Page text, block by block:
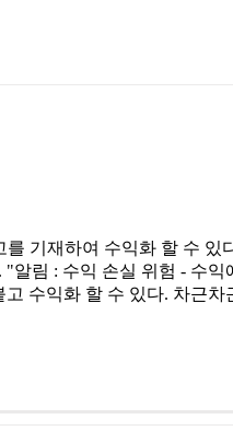
를 기재하여 수익화 할 수
알림 : 수익 손실 위험 - 수
수익화 할 수 있다. 차근차